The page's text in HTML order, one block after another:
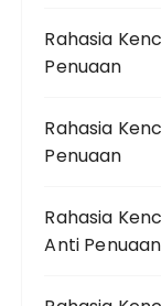
Rahasia
Penuaan
Rahasia
Penuaan
Rahasia
Anti Penuaan